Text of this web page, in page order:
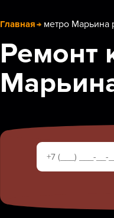
Главная метро Марьина
Ремонт